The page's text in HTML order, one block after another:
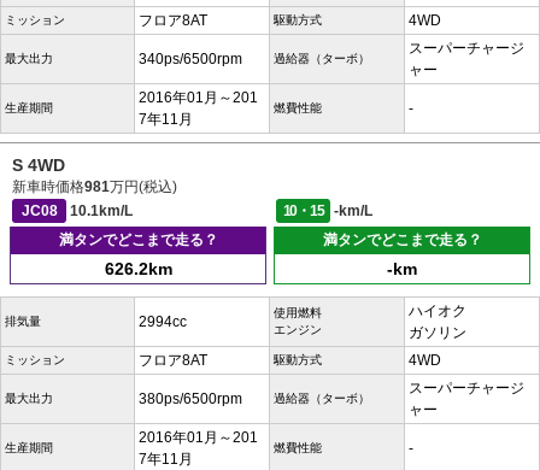
ミッション フロア8AT 駆動方式 4WD
最大出力 340ps/6500rpm 過給器（ターボ）
スーパーチャージ
ャー
生産期間
2016年01月～201
7年11月
燃費性能 -
S 4WD
新車時価格981万円(税込)
JC08
10.1km/L 10・15
-km/L
満タンでどこまで走る？
626.2km
満タンでどこまで走る？
-km
排気量 2994cc
使用燃料
エンジン
ハイオク
ガソリン
ミッション フロア8AT 駆動方式 4WD
最大出力 380ps/6500rpm 過給器（ターボ）
スーパーチャージ
ャー
生産期間
2016年01月～201
7年11月
燃費性能 -